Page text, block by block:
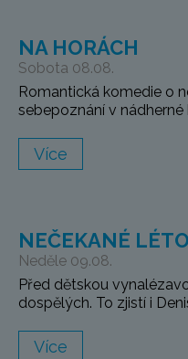
NA HORÁCH
Sobota 08.08.
Romantická komedie o
sebepoznání v nádherné
Více
NEČEKANÉ LÉTO
Neděle 09.08.
Před dětskou
dospělých. To zjistí i
Více